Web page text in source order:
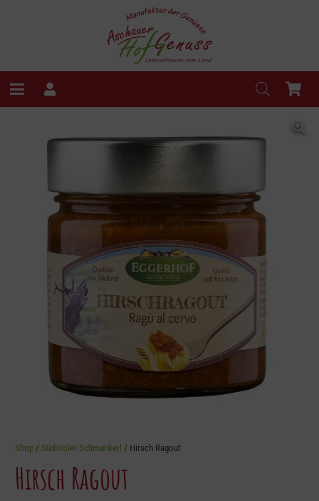
Shop / Südtiroler Schmankerl / Hirsch Ragout
Hirsch Ragout